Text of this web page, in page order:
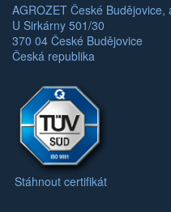
AGROZET České Budějovice,
U Sirkárny 501/30
370 04 České Budějovice
Česká republika
Stáhnout certifikát